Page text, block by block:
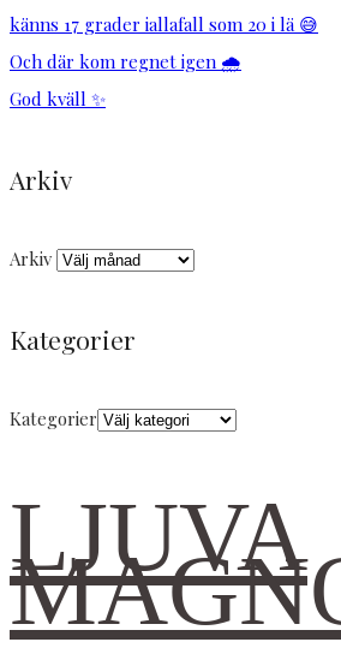
känns 17 grader iallafall som 20 i lä 😅
Och där kom regnet igen 🌧️
God kväll ✨
Arkiv
Arkiv
Kategorier
Kategorier
LJUVA